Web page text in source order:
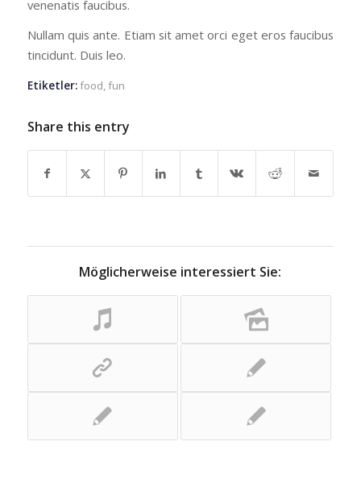
venenatis faucibus.
Nullam quis ante. Etiam sit amet orci eget eros faucibus
tincidunt. Duis leo.
Etiketler:food,fun
Share this entry
Möglicherweise interessiert Sie: